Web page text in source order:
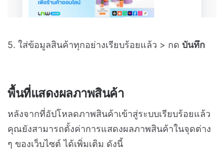
5. ใส่ข้อมูลสินค้าทุกอย่างเรียบร้อยแล้ว > กด บันทึก
พื้นที่แสดงผลภาพสินค้า
หลังจากที่อัปโหลดภาพสินค้าเข้าสู่ระบบเรียบร้อยแล้ว
คุณยังสามารถตั้งค่าการแสดงผลภาพสินค้าในจุดต่าง
ๆ ของเว็บไซต์ ได้เพิ่มเติม ดังนี้